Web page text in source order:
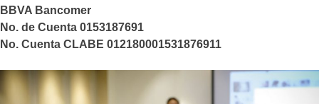
BBVA Bancomer
No. de Cuenta 0153187691
No. Cuenta CLABE 012180001531876911